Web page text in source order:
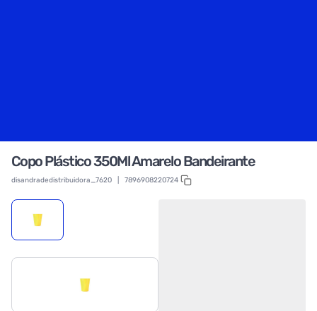
Copo Plástico 350Ml Amarelo Bandeirante
disandradedistribuidora_7620 7896908220724